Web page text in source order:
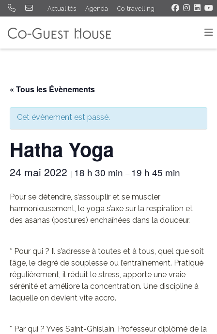
Actualités Agenda Co-travelling
« Tous les Évènements
Cet évènement est passé.
Hatha Yoga
24 mai 2022 | 18 h 30 min – 19 h 45 min
Pour se détendre, s’assouplir et se muscler
harmonieusement, le yoga s’axe sur la respiration et
des asanas (postures) enchaînées dans la douceur.
* Pour qui ? Il s’adresse à toutes et à tous, quel que soit
l’âge, le degré de souplesse ou l’entraînement. Pratiqué
régulièrement, il réduit le stress, apporte une vraie
sérénité et améliore la concentration. Une discipline à
laquelle on devient vite accro.
* Par qui ? Yves Saint-Ghislain, Professeur diplômé de la